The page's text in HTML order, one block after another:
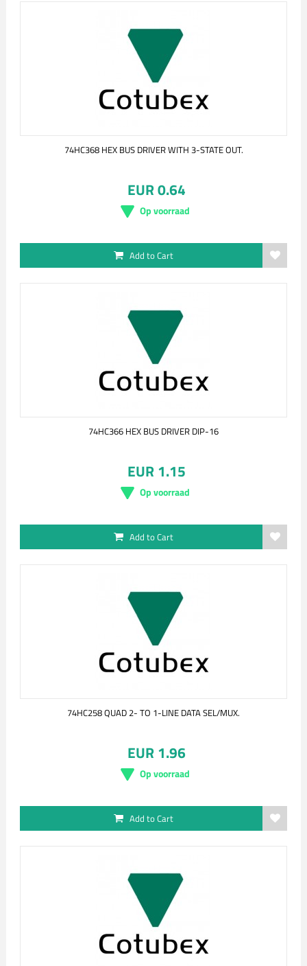
74HC368 HEX BUS DRIVER WITH 3-STATE OUT.
EUR 0.64
Op voorraad
Add to Cart
74HC366 HEX BUS DRIVER DIP-16
EUR 1.15
Op voorraad
Add to Cart
74HC258 QUAD 2- TO 1-LINE DATA SEL/MUX.
EUR 1.96
Op voorraad
Add to Cart